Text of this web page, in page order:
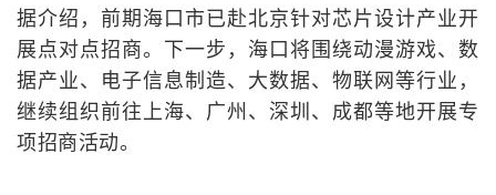
据介绍，前期海口市已赴北京针对芯片设计产业开
展点对点招商。下一步，海口将围绕动漫游戏、数
据产业、电子信息制造、大数据、物联网等行业，
继续组织前往上海、广州、深圳、成都等地开展专
项招商活动。